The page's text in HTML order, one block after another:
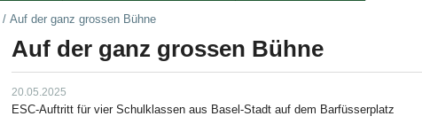
/ Auf der ganz grossen Bühne
Auf der ganz grossen Bühne
20.05.2025
ESC-Auftritt für vier Schulklassen aus Basel-Stadt auf dem Barfüsserplatz